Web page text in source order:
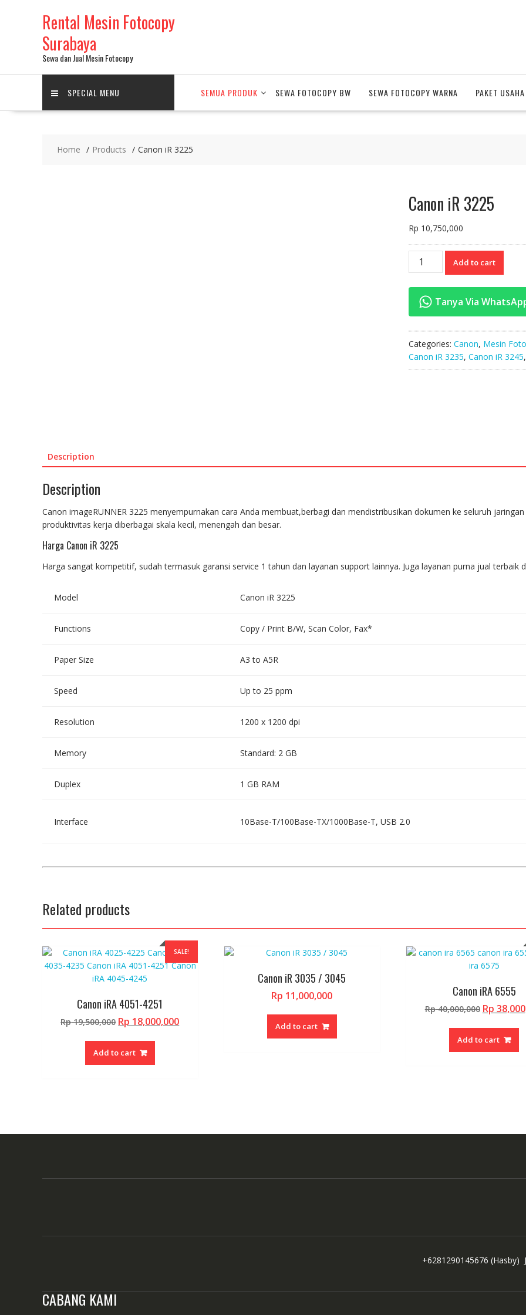
Rental Mesin Fotocopy
Surabaya
Sewa dan Jual Mesin Fotocopy
SPECIAL MENU SEMUA PRODUK SEWA FOTOCOPY BW SEWA FOTOCOPY WARNA PAKET
Home Products Canon iR 3225
Canon iR 3225
Rp 10,750,000
Canon
quantity
Add to cart
Tanya Via
Categories: Canon, Mesin
Canon iR 3235, Canon iR 3245,
Description
Description
Canon imageRUNNER 3225 menyempurnakan cara Anda membuat,berbagi dan mendistribusikan dokumen ke seluruh
produktivitas kerja diberbagai skala kecil, menengah dan besar.
Harga Canon iR 3225
Harga sangat kompetitif, sudah termasuk garansi service 1 tahun dan layanan support lainnya. Juga layanan purna jual terbaik
Model Canon iR 3225
Functions Copy / Print B/W, Scan Color, Fax*
Paper Size A3 to A5R
Speed Up to 25 ppm
Resolution 1200 x 1200 dpi
Memory Standard: 2 GB
Duplex 1 GB RAM
Interface 10Base-T/100Base-TX/1000Base-T, USB 2.0
Related products
SALE!
Canon iRA 4051-4251
Rp19,500,000 Original
Rp 19,500,000.
Rp 18,000,000Current
Add to cart
Canon iR 3035 / 3045
Rp 11,000,000
Add to cart
Canon iRA 6555
Rp40,000,000 Original
Rp
Rp
Add to cart
+6281290145676 (Hasby)
CABANG KAMI